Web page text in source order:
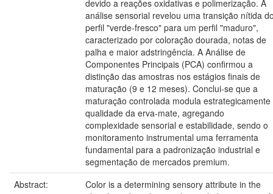
devido a reações oxidativas e polimerização. A
análise sensorial revelou uma transição nítida
perfil "verde-fresco" para um perfil "maduro",
caracterizado por coloração dourada, notas de
palha e maior adstringência. A Análise de
Componentes Principais (PCA) confirmou a
distinção das amostras nos estágios finais de
maturação (9 e 12 meses). Conclui-se que a
maturação controlada modula estrategicamente
qualidade da erva-mate, agregando
complexidade sensorial e estabilidade, sendo o
monitoramento instrumental uma ferramenta
fundamental para a padronização industrial e
segmentação de mercados premium.
Abstract:
Color is a determining sensory attribute in the